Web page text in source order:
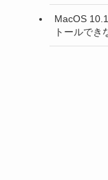
MacOS
トールでき